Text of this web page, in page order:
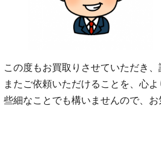
この度もお買取りさせていただき
またご依頼いただけることを、心よ
些細なことでも構いませんので、